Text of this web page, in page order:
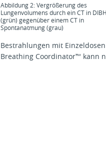
Abbildung 2: Vergrößerung des
Lungenvolumens durch ein CT in DIBH
(grün) gegenüber einem CT in
Spontanatmung (grau)
Bestrahlungen mit
Breathing Coordinator™ kann